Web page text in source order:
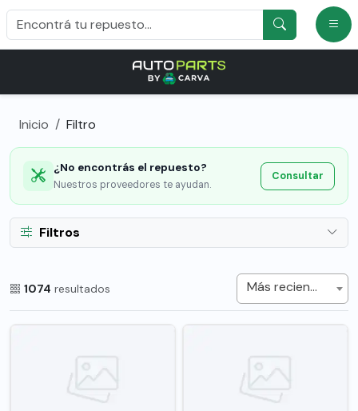
Inicio Filtro
¿No encontrás el repuesto?
Nuestros proveedores te ayudan.
Consultar
Filtros
1074 resultados Más recientes